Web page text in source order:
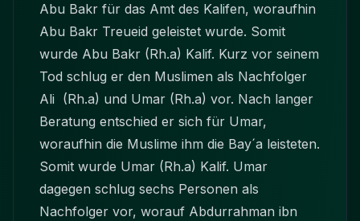
Abu Bakr für das Amt des Kalifen, woraufhin
Abu Bakr Treueid geleistet wurde. Somit
wurde Abu Bakr (Rh.a) Kalif. Kurz vor seinem
Tod schlug er den Muslimen als Nachfolger
Ali (Rh.a) und Umar (Rh.a) vor. Nach langer
Beratung entschied er sich für Umar,
woraufhin die Muslime ihm die Bay´a leisteten.
Somit wurde Umar (Rh.a) Kalif. Umar
dagegen schlug sechs Personen als
Nachfolger vor, worauf Abdurrahman ibn